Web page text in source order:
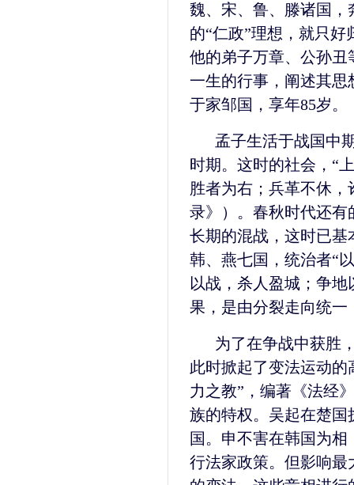
魏、宋、鲁、滕诸国，
的“仁政”理想，就只
他的弟子万章、公孙
一生的行事，阐述其思
于家邹国，享年85岁。
孟子生活于战国中
时期。这时的社会，“
胜者为右；兵革不休
录》）。春秋时代还
长期的混战，这时已
韩、燕七国，统治者“
以战，杀人盈城；争
果，是由分裂走向统一
为了在争战中获胜
此时掀起了变法运动
力之教”，编著《法经
族的特权。吴起在楚
国。申不害在韩国为
行法家政策。但影响